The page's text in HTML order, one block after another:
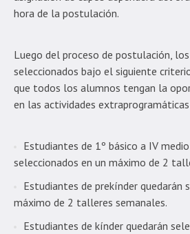
hora de la postulación.
Luego del proceso de postulación,
seleccionados bajo el siguiente
que todos los alumnos tengan la
en las actividades
Estudiantes de 1º básico a IV
seleccionados en un máximo de 2
Estudiantes de prekínder quedarán
máximo de 2 talleres semanales.
Estudiantes de kínder quedarán